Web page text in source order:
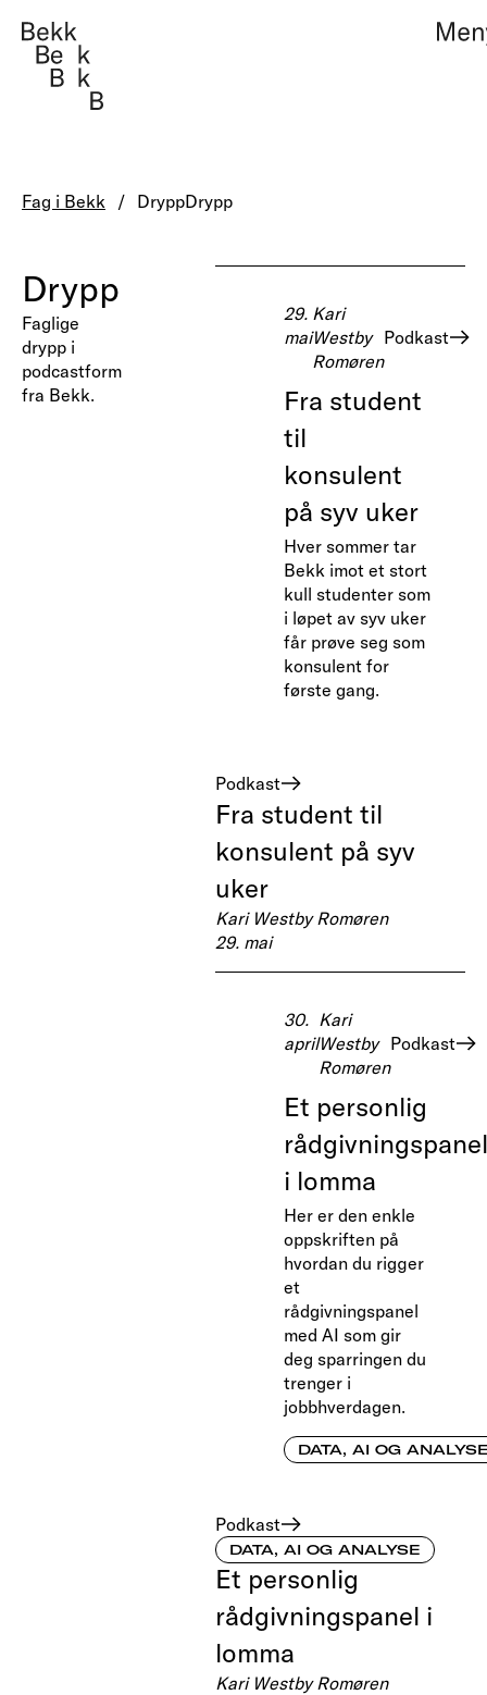
Om oss
Arbeider
Fag i Bekk
Teknologi,
Management
Fag i Bekk DryppDrypp
Drypp
Faglige
drypp i
podcastform
fra Bekk.
29.
mai
Kari
Westby
Romøren
Podkast
Fra student
til
konsulent
på syv uker
Hver sommer tar
Bekk imot et stort
kull studenter som
i løpet av syv uker
får prøve seg som
konsulent for
første gang.
Podkast
Fra student til
konsulent på syv
uker
Kari Westby Romøren
29. mai
30.
april
Kari
Westby
Romøren
Podkast
Et personlig
rådgivningspanel
i lomma
Her er den enkle
oppskriften på
hvordan du rigger
et
rådgivningspanel
med AI som gir
deg sparringen du
trenger i
jobbhverdagen.
DATA, AI OG
Podkast
DATA, AI OG ANALYSE
Et personlig
rådgivningspanel i
lomma
Kari Westby Romøren